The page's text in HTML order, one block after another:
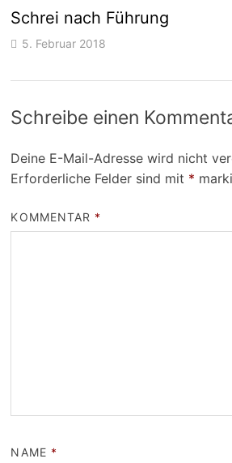
Schrei nach Führung
5. Februar 2018
Schreibe einen
Deine E-Mail-Adresse wird nicht
Erforderliche Felder sind mit *
KOMMENTAR *
NAME *